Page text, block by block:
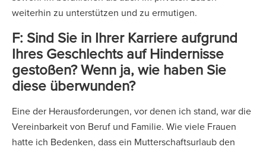
weiterhin zu unterstützen und zu ermutigen.
F: Sind Sie in Ihrer Karriere aufgrund
Ihres Geschlechts auf Hindernisse
gestoßen? Wenn ja, wie haben Sie
diese überwunden?
Eine der Herausforderungen, vor denen ich stand, war die
Vereinbarkeit von Beruf und Familie. Wie viele Frauen
hatte ich Bedenken, dass ein Mutterschaftsurlaub den